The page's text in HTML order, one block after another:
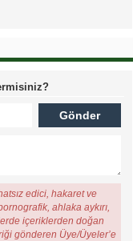
edici, hakaret ve
ahlaka aykırı,
içeriklerden doğan
gönderen Üye/Üyeler’e